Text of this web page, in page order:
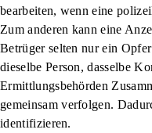
bearbeiten, wenn eine
Zum anderen kann eine
Betrüger selten nur ein
dieselbe Person, dasselbe
Ermittlungsbehörden
gemeinsam verfolgen.
identifizieren.